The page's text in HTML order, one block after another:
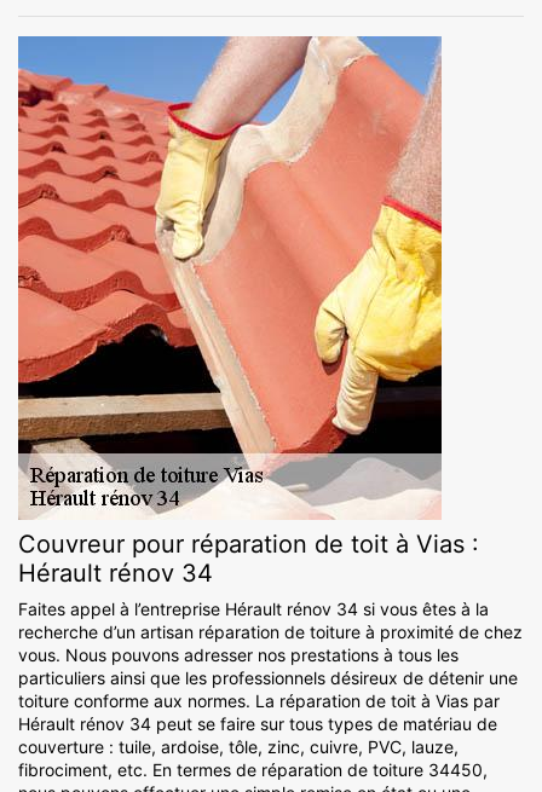
Couvreur pour réparation de toit à Vias :
Hérault rénov 34
Faites appel à l’entreprise Hérault rénov 34 si vous êtes à la
recherche d’un artisan réparation de toiture à proximité de chez
vous. Nous pouvons adresser nos prestations à tous les
particuliers ainsi que les professionnels désireux de détenir une
toiture conforme aux normes. La réparation de toit à Vias par
Hérault rénov 34 peut se faire sur tous types de matériau de
couverture : tuile, ardoise, tôle, zinc, cuivre, PVC, lauze,
fibrociment, etc. En termes de réparation de toiture 34450,